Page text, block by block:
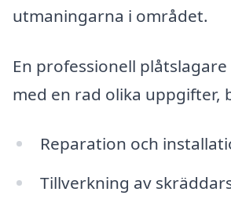
utmaningarna i området.
En professionell
med en rad olika uppgifter,
Reparation och
Tillverkning av